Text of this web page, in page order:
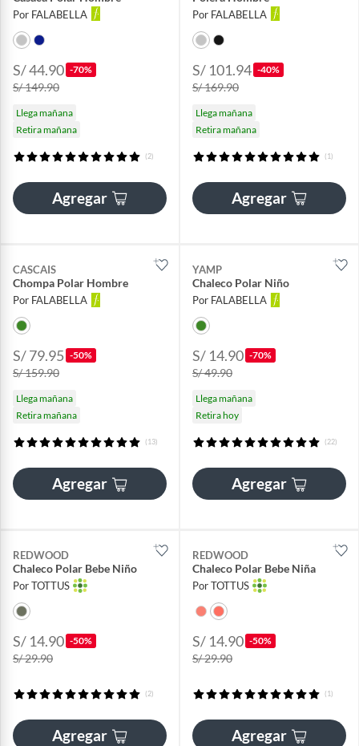
Por FALABELLA
S/ 44.90 -70%
S/ 149.90
Llega mañana
Retira mañana
(2)
Agregar
Por FALABELLA
S/ 101.94 -40%
S/ 169.90
Llega mañana
Retira mañana
(1)
Agregar
CASCAIS
Chompa Polar Hombre
Por FALABELLA
S/ 79.95 -50%
S/ 159.90
Llega mañana
Retira mañana
(13)
Agregar
YAMP
Chaleco Polar Niño
Por FALABELLA
S/ 14.90 -70%
S/ 49.90
Llega mañana
Retira hoy
(22)
Agregar
REDWOOD
Chaleco Polar Bebe Niño
Por TOTTUS
S/ 14.90 -50%
S/ 29.90
(2)
Agregar
REDWOOD
Chaleco Polar Bebe Niña
Por TOTTUS
S/ 14.90 -50%
S/ 29.90
(1)
Agregar